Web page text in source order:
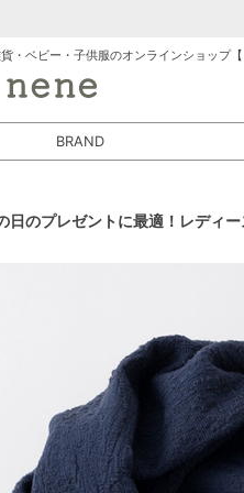
・ベビー・子供服のオンラインショップ
BRAND
日のプレゼントに最適！レディ